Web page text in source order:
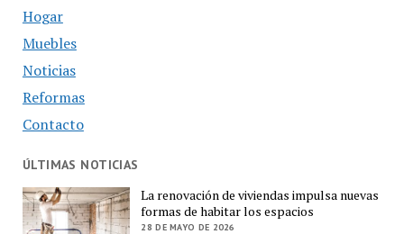
Hogar
Muebles
Noticias
Reformas
Contacto
ÚLTIMAS NOTICIAS
La renovación de viviendas impulsa nuevas
formas de habitar los espacios
28 DE MAYO DE 2026